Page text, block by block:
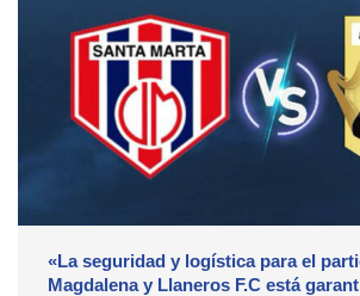
«La seguridad y logística para el
Magdalena y Llaneros F.C está